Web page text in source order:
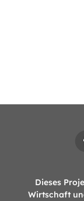
Dieses
Wirtschaft